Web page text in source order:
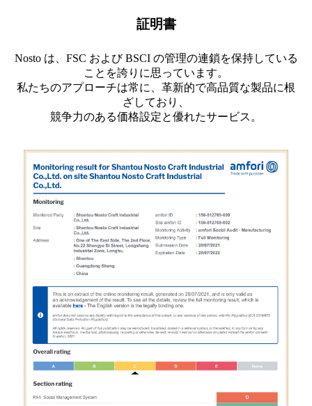
証明書
Nosto は、FSC および BSCI の管理の連鎖を保持している
ことを誇りに思っています。
私たちのアプローチは常に、革新的で高品質な製品に根
ざしており、
競争力のある価格設定と優れたサービス。